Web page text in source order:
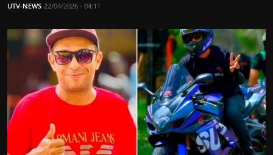
UTV-NEWS 22/04/2026 - 04:11